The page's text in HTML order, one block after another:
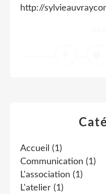
http://
Accueil (1)
Communication (1)
L'association (1)
L'atelier (1)